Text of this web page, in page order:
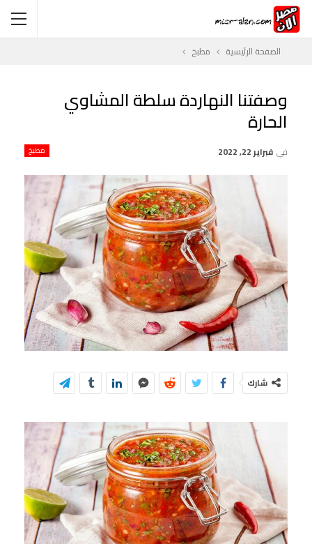
الصفحة الرئيسية مطبخ
وصفتنا النهاردة سلطة المشاوي
الحارة
مطبخ في فبراير 22, 2022
شارك